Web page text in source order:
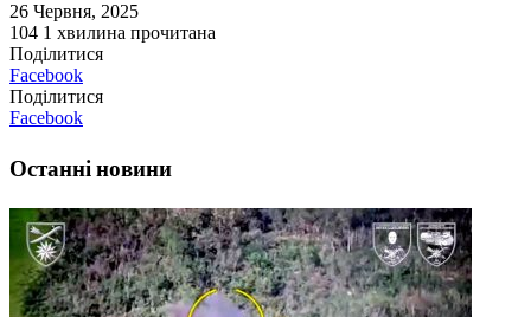
26 Червня, 2025
104 1 хвилина прочитана
Поділитися
Facebook
Поділитися
Facebook
Останні новини